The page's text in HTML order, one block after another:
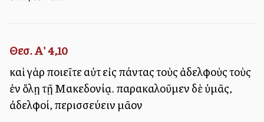
Θεσ. Α' 4,10
καὶ γὰρ ποιεῖτε αὐτὸ εἰς πάντας τοὺς ἀδελφοὺς τοὺς
ἐν ὅλῃ τῇ Μακεδονίᾳ. παρακαλοῦμεν δὲ ὑμᾶς,
ἀδελφοί, περισσεύειν μᾶλλον